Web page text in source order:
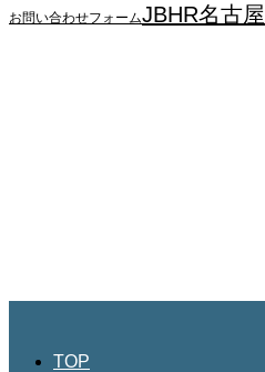
お問い合わせフォームJBHR名古屋
TOP